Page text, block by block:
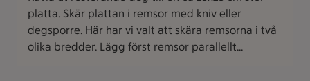
platta. Skär plattan i remsor med kniv eller
degsporre. Här har vi valt att skära remsorna i två
olika bredder. Lägg först remsor parallellt...